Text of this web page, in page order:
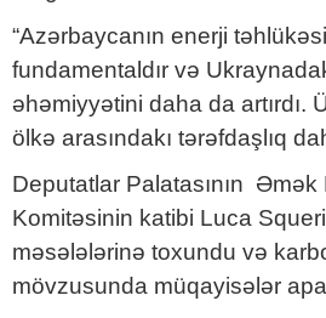
“Azərbaycanın enerji
fundamentaldır və
əhəmiyyətini daha da artırdı.
ölkə arasındakı tərəfdaşlıq
Deputatlar Palatasının Əmək
Komitəsinin katibi Luca
məsələlərinə toxundu və
mövzusunda müqayisələr